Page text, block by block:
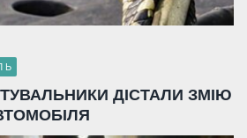
ДІСТАЛИ ЗМІЮ